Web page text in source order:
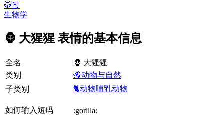
🐯📕
生物学
🦍 大猩猩 表情的基本信息
全名
🦍 大猩猩
类别
🐝动物与自然
子类别
🐈动物哺乳动物
如何输入短码 :gorilla: